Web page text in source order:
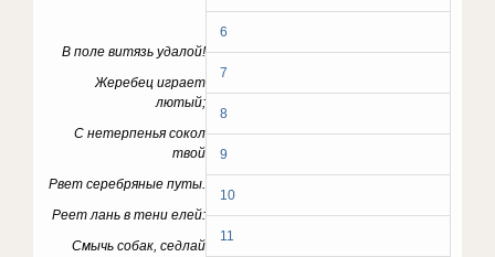
6
7
8
9
10
11
В поле витязь удалой!
Жеребец играет
лютый;
С нетерпенья сокол
твой
Рвет серебряные путы.
Реет лань в тени елей:
Смычь собак, седлай